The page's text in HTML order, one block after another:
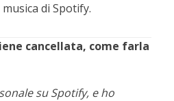
di Spotify.
cancellata, come farla
su Spotify, e ho